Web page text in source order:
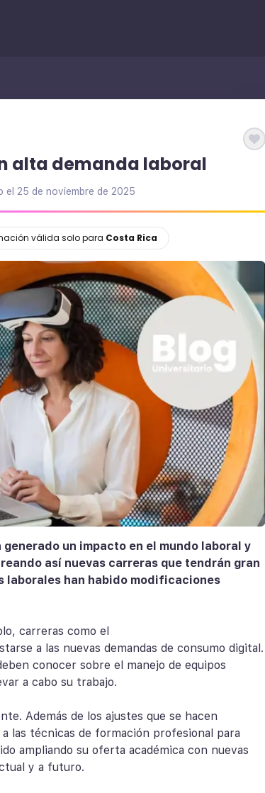
alta demanda laboral
el 25 de noviembre de 2025
válida solo para Costa Rica
un impacto en el mundo laboral y
así nuevas carreras que tendrán gran
laborales han habido modificaciones
carreras como el
a las nuevas demandas de consumo digital.
conocer sobre el manejo de equipos
a cabo su trabajo.
Además de los ajustes que se hacen
las técnicas de formación profesional para
ampliando su oferta académica con nuevas
y a futuro.